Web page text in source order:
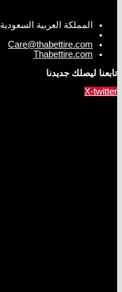
المملكة العربية السعودية
Care@thabettire.com
Thabettire.com
تابعنا ليصلك جديدنا
X-twitter